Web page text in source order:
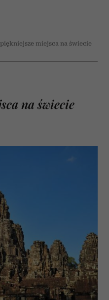
miejsca na świecie
na świecie